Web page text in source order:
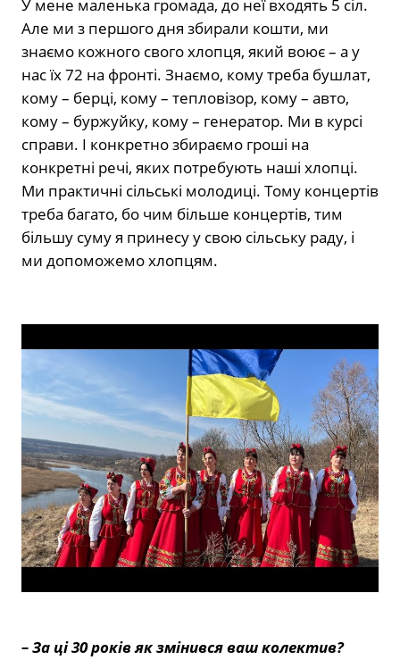
У мене маленька громада, до неї входять 5 сіл.
Але ми з першого дня збирали кошти, ми
знаємо кожного свого хлопця, який воює – а у
нас їх 72 на фронті. Знаємо, кому треба бушлат,
кому – берці, кому – тепловізор, кому – авто,
кому – буржуйку, кому – генератор. Ми в курсі
справи. І конкретно збираємо гроші на
конкретні речі, яких потребують наші хлопці.
Ми практичні сільські молодиці. Тому концертів
треба багато, бо чим більше концертів, тим
більшу суму я принесу у свою сільську раду, і
ми допоможемо хлопцям.
– За ці 30 років як змінився ваш колектив?